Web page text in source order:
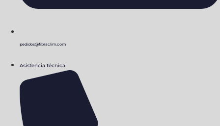
pedidos@fibraclim.com
Asistencia técnica